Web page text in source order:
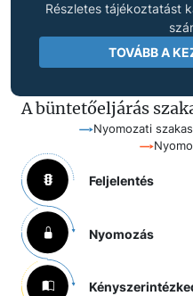
Részletes tájékoztatást
TOVÁBB A
A büntetőeljárás
Nyomozati
Feljelentés
Nyomozás